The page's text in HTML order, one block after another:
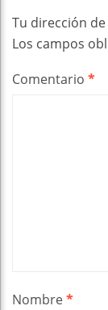
Tu dirección
Los campos
Comentario *
Nombre*